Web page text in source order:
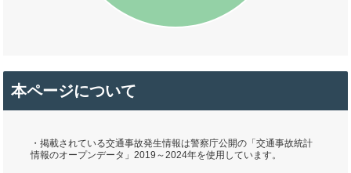
本ページについて
・掲載されている交通事故発生情報は警察庁公開の「交通事故統計
情報のオープンデータ」2019～2024年を使用しています。